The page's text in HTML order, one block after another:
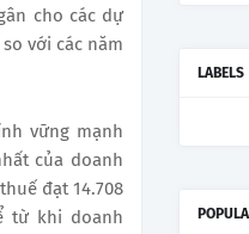
cho các dự
với các năm
vững mạnh
của doanh
đạt 14.708
từ khi doanh
LABELS